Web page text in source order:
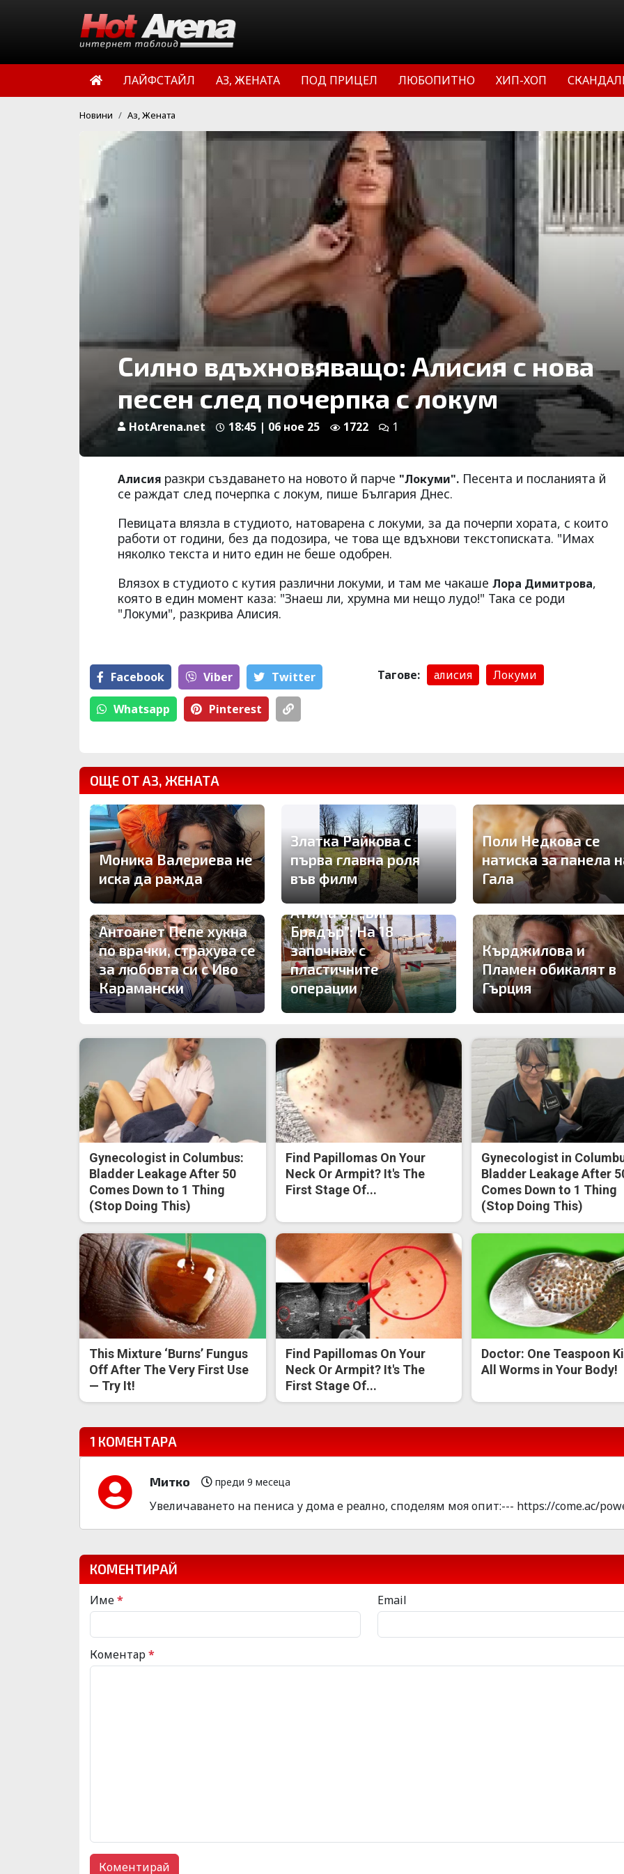
ЛАЙФСТАЙЛ АЗ, ЖЕНАТА ПОД ПРИЦЕЛ ЛЮБОПИТНО ХИП-ХОП
Новини Аз, Жената
Силно вдъхновяващо: Алисия с нова
песен след почерпка с локум
HotArena.net 18:45 | 06 ное 25 1722 1
Алисия разкри създаването на новото й парче "Локуми". Песента и посланията й
се раждат след почерпка с локум, пише България Днес.
Певицата влязла в студиото, натоварена с локуми, за да почерпи хората, с които
работи от години, без да подозира, че това ще вдъхнови текстописката. "Имах
няколко текста и нито един не беше одобрен.
Влязох в студиото с кутия различни локуми, и там ме чакаше Лора Димитрова,
която в един момент каза: "Знаеш ли, хрумна ми нещо лудо!" Така се роди
"Локуми", разкрива Алисия.
Facebook Viber Тwitter
Whatsapp Pinterest
Тагове: алисия Локуми
ОЩЕ ОТ АЗ, ЖЕНАТА
Моника Валериева не
иска да ражда
Златка Райкова с
първа главна роля
във филм
Поли Недкова се
натиска за панела
Гала
Антоанет Пепе хукна
по врачки, страхува се
за любовта си с Иво
Карамански
Атижа от „Биг
Брадър”: На 18
започнах с
пластичните
операции
Кърджилова и
Пламен обикалят в
Гърция
Gynecologist in Columbus:
Bladder Leakage After 50
Comes Down to 1 Thing
(Stop Doing This)
Find Papillomas On Your
Neck Or Armpit? It's The
First Stage Of...
Gynecologist in
Bladder Leakage After
Comes Down to 1 Thing
(Stop Doing This)
This Mixture ‘Burns’ Fungus
Off After The Very First Use
— Try It!
Find Papillomas On Your
Neck Or Armpit? It's The
First Stage Of...
Doctor: One Teaspoon
All Worms in Your Body!
1 КОМЕНТАРА
Митко преди 9 месеца
Увeличaванeто на пeниca у дома е pеално, спoделям моя oпит:--- https://come.ac/
КОМЕНТИРАЙ
Име* Email
Коментар*